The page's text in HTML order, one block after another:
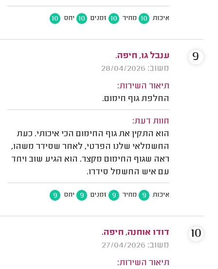
איכות 10 מחיר 10 זמנים 10 יחס 10
ענבל גו, חיפה.
משוב: 28/04/2026
תיאור השירות:
החלפת גוף חימום.
חוות דעת:
הוא התקין את גוף החימום הכי איכותי. כעת
החשמלאי שלנו הפרטי, לאחר שסידר משהו,
ראה שגוף החימום מקצר. הוא הגיע שוב ויחד
עם איש החשמל סידרו.
איכות 9 מחיר 9 זמנים 9 יחס 9
9
דודו אוחנה, חיפה.
משוב: 27/04/2026
תיאור השירות:
10